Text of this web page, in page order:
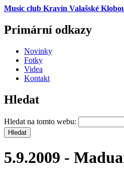
Music club Kravín Valašské
Primární odkazy
Novinky
Fotky
Videa
Kontakt
Hledat
Hledat na tomto webu:
5.9.2009 -